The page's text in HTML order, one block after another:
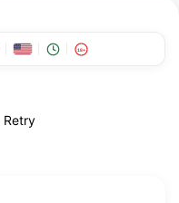
18+
Retry